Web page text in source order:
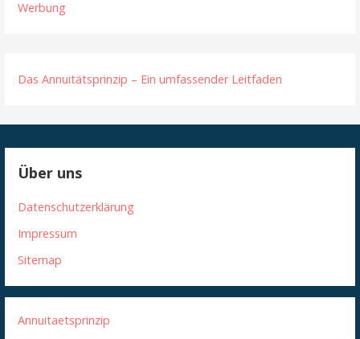
Werbung
Das Annuitätsprinzip – Ein umfassender Leitfaden
Über uns
Datenschutzerklärung
Impressum
Sitemap
Annuitaetsprinzip